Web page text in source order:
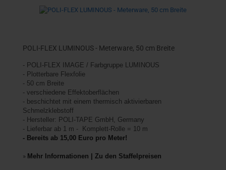
POLI-FLEX LUMINOUS - Meterware, 50 cm Breite
- POLI-FLEX IMAGE / Farbgruppe LUMINOUS
- Plotterbare Flexfolie
- 50 cm Breite
- verschiedene Effektoberflächen
- beschichtet mit einem thermisch aktivierbaren
Schmelzklebstoff
- Hersteller: POLI-TAPE GmbH, Germany
- Lieferbar ab 1 m - Komplett-Rolle = 10 m
- Bereits ab 15,00 Euro pro Meter!
» Mehr Informationen | Zu den Staffelpreisen